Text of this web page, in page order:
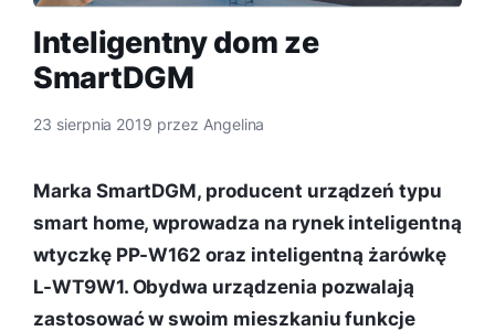
Inteligentny dom ze
SmartDGM
23 sierpnia 2019 przez Angelina
Marka SmartDGM, producent urządzeń typu
smart home, wprowadza na rynek inteligentną
wtyczkę PP-W162 oraz inteligentną żarówkę
L-WT9W1. Obydwa urządzenia pozwalają
zastosować w swoim mieszkaniu funkcje